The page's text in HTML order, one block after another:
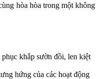
hòa hòa trong một không
khắp sườn đồi, len kiệt
hứng của các hoạt động